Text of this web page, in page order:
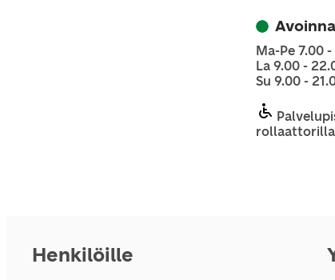
Ma-Pe 7.00
La 9.00 -
Su 9.00 -
rollaattorilla
Henkilöille